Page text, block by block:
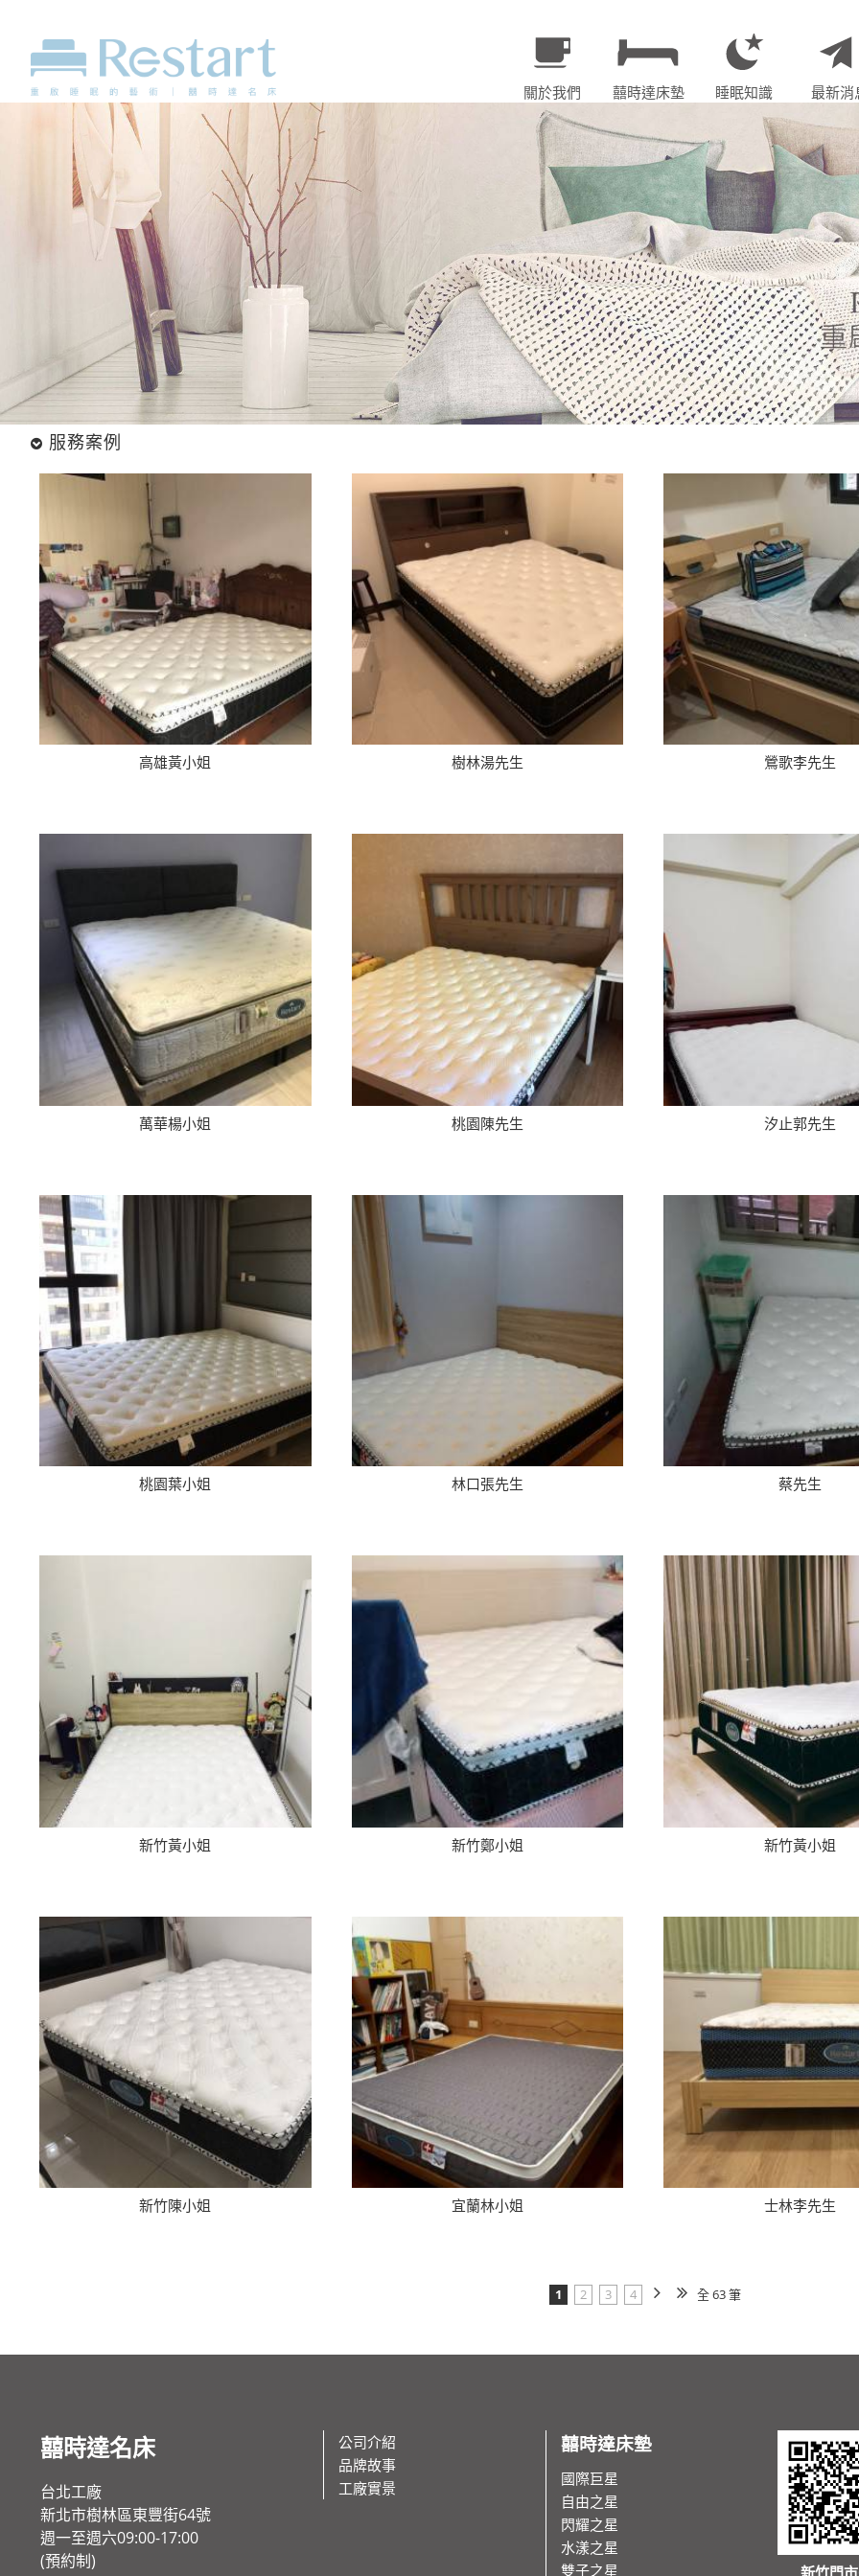
關於我們 囍時達床墊 睡眠知識 最新消
服務案例
高雄黃小姐 樹林湯先生 鶯歌李先生
萬華楊小姐 桃園陳先生 汐止郭先生
桃園葉小姐 林口張先生 蔡先生
新竹黃小姐 新竹鄭小姐 新竹黃小姐
新竹陳小姐 宜蘭林小姐 士林李先生
1 2 3 4 全 63 筆
囍時達名床
台北工廠
新北市樹林區東豐街64號
週一至週六09:00-17:00
(預約制)
公司介紹
品牌故事
工廠實景
囍時達床墊
國際巨星
自由之星
閃耀之星
水漾之星
雙子之星